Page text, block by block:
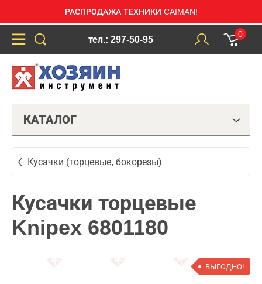
РАСПРОДАЖА ТЕХНИКИ CAIMAN!
тел.: 297-50-95
0
КАТАЛОГ
Кусачки (торцевые, бокорезы)
Кусачки торцевые
Knipex 6801180
ВЫГОДНО!